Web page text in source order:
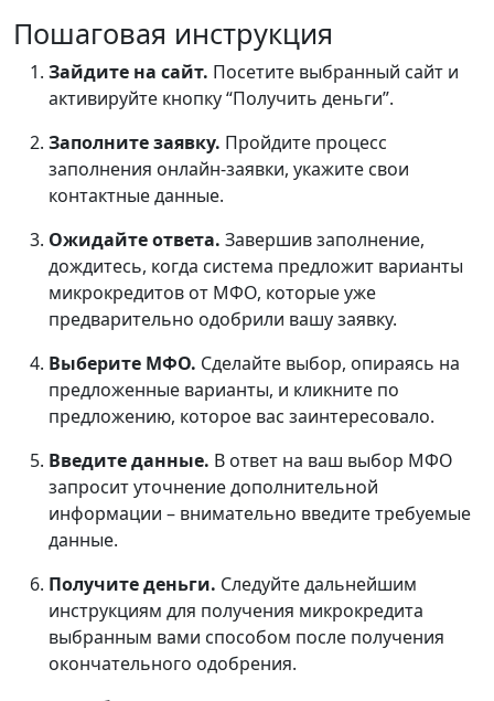
Пошаговая инструкция
Зайдите на сайт. Посетите выбранный сайт и
активируйте кнопку “Получить деньги”.
Заполните заявку. Пройдите процесс
заполнения онлайн-заявки, укажите свои
контактные данные.
Ожидайте ответа. Завершив заполнение,
дождитесь, когда система предложит варианты
микрокредитов от МФО, которые уже
предварительно одобрили вашу заявку.
Выберите МФО. Сделайте выбор, опираясь на
предложенные варианты, и кликните по
предложению, которое вас заинтересовало.
Введите данные. В ответ на ваш выбор МФО
запросит уточнение дополнительной
информации – внимательно введите требуемые
данные.
Получите деньги. Следуйте дальнейшим
инструкциям для получения микрокредита
выбранным вами способом после получения
окончательного одобрения.